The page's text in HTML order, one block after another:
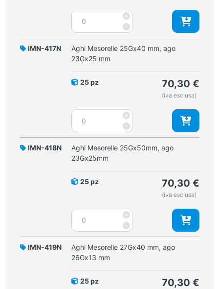
-
Aghi
Mesorelle
22Gx70
mm,
ago
quantità
+
IMN-417N
Aghi Mesorelle 25Gx40 mm, ago
23Gx25 mm
25 pz 70,30 €
(iva esclusa)
-
Aghi
Mesorelle
25Gx40
mm,
ago
quantità
+
IMN-418N
Aghi Mesorelle 25Gx50mm, ago
23Gx25mm
25 pz 70,30 €
(iva esclusa)
-
Aghi
Mesorelle
25Gx50mm,
ago
23Gx25mm
+
IMN-419N
Aghi Mesorelle 27Gx40 mm, ago
26Gx13 mm
25 pz 70,30 €